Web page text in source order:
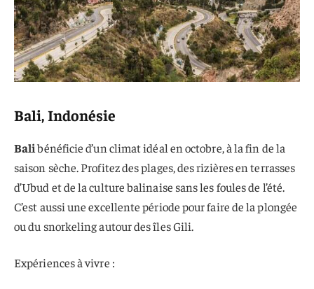
Bali, Indonésie
Balibénéficie d’un climat idéal en octobre, à la fin de la
saison sèche. Profitez des plages, des rizières en terrasses
d’Ubud et de la culture balinaise sans les foules de l’été.
C’est aussi une excellente période pour faire de la plongée
ou du snorkeling autour des îles Gili.
Expériences à vivre :